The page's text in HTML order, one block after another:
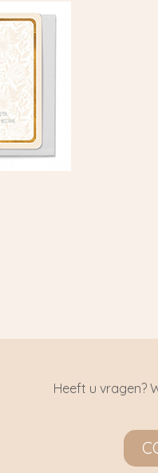
Heeft u vragen?